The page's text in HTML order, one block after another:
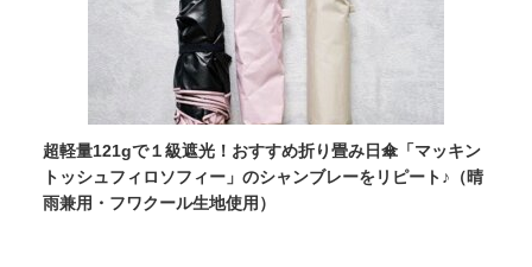
超軽量121gで１級遮光！おすすめ折り畳み日傘「マッキン
トッシュフィロソフィー」のシャンブレーをリピート♪（晴
雨兼用・フワクール生地使用）